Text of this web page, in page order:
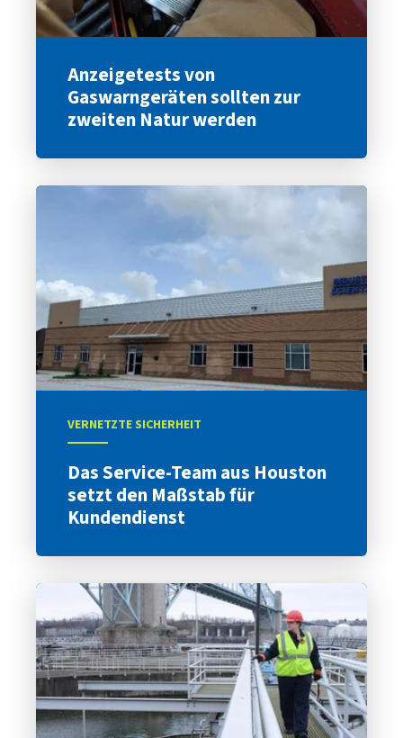
Anzeigetests von
Gaswarngeräten sollten zur
zweiten Natur werden
VERNETZTE SICHERHEIT
Das Service-Team aus Houston
setzt den Maßstab für
Kundendienst